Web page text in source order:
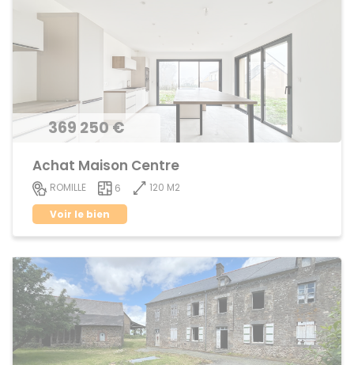
369 250 €
Achat Maison Centre
ROMILLE 6
120 M2
Voir le bien